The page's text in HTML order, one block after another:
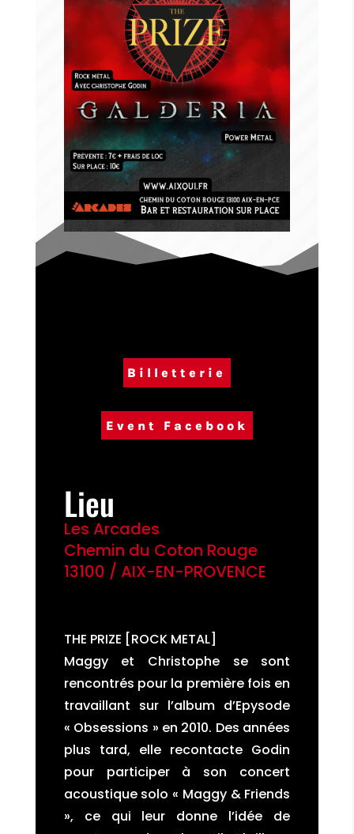
Billetterie
Event Facebook
Lieu
Les Arcades
Chemin du Coton Rouge
13100 / AIX-EN-PROVENCE
THE PRIZE [ROCK METAL]
Maggy et Christophe se sont
rencontrés pour la première fois en
travaillant sur l’album d’Epysode
« Obsessions » en 2010. Des années
plus tard, elle recontacte Godin
pour participer à son concert
acoustique solo « Maggy & Friends
», ce qui leur donne l’idée de